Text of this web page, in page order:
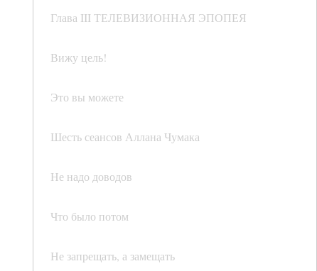
Глава III ТЕЛЕВИЗИОННАЯ ЭПОПЕЯ
Вижу цель!
Это вы можете
Шесть сеансов Аллана Чумака
Не надо доводов
Что было потом
Не запрещать, а замещать